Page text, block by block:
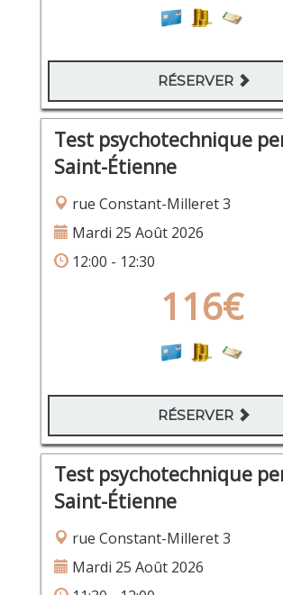
RÉSERVER
Test psychotechnique
Saint-Étienne
rue Constant-Milleret 3
Mardi 25 Août 2026
12:00 - 12:30
116€
RÉSERVER
Test psychotechnique
Saint-Étienne
rue Constant-Milleret 3
Mardi 25 Août 2026